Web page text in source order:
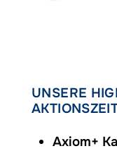
UNSERE
Axiom+